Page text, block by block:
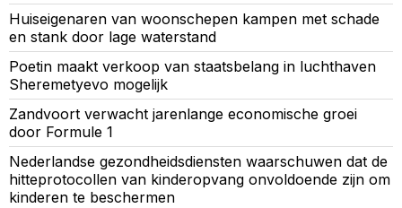
Huiseigenaren van woonschepen kampen met schade
en stank door lage waterstand
Poetin maakt verkoop van staatsbelang in luchthaven
Sheremetyevo mogelijk
Zandvoort verwacht jarenlange economische groei
door Formule 1
Nederlandse gezondheidsdiensten waarschuwen dat de
hitteprotocollen van kinderopvang onvoldoende zijn om
kinderen te beschermen